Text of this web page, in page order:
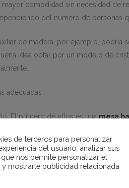
comodidad sin necesidad de
del número de personas
de madera, por ejemplo, podría
idea optar por un modelo de
El primero de ellos es una mesa
puede adquirirse de otros
de 86x86x40 cm. Su armazón es
y descansar del trabajo.
de terceros para personalizar
del usuario, analizar sus
nos permite personalizar el
mostrarle publicidad relacionada